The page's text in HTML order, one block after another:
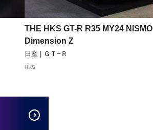
THE HKS GT-R R35 MY24 NISMO
Dimension Z
日産 | ＧＴ−Ｒ
HKS